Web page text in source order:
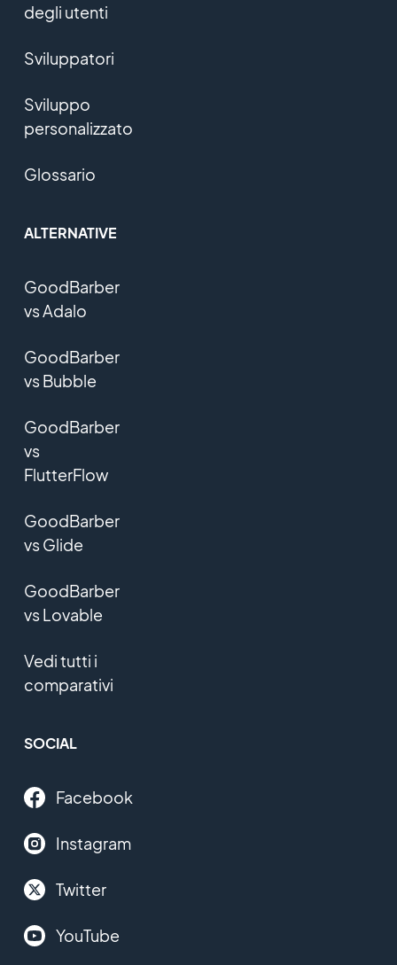
degli utenti
Sviluppatori
Sviluppo
personalizzato
Glossario
ALTERNATIVE
GoodBarber
vs Adalo
GoodBarber
vs Bubble
GoodBarber
vs
FlutterFlow
GoodBarber
vs Glide
GoodBarber
vs Lovable
Vedi tutti i
comparativi
SOCIAL
Facebook
Instagram
Twitter
YouTube